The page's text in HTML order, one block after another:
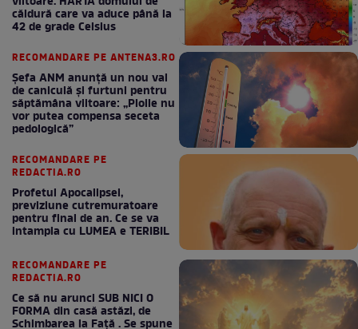
căldură care va aduce până la
42 de grade Celsius
RECOMANDARE PE ANTENA3.RO
Șefa ANM anunță un nou val
de caniculă și furtuni pentru
săptămâna viitoare: „Ploile nu
vor putea compensa seceta
pedologică”
RECOMANDARE PE
REDACTIA.RO
Profetul Apocalipsei,
previziune cutremuratoare
pentru final de an. Ce se va
intampla cu LUMEA e TERIBIL
RECOMANDARE PE
REDACTIA.RO
Ce să nu arunci SUB NICI O
FORMA din casă astăzi, de
Schimbarea la Față . Se spune